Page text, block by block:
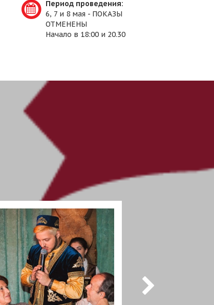
Период проведения:
6, 7 и 8 мая - ПОКАЗЫ
ОТМЕНЕНЫ
Начало в 18:00 и 20.30